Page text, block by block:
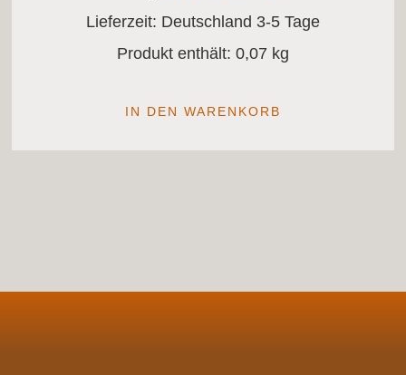
Lieferzeit: Deutschland 3-5 Tage
Produkt enthält: 0,07 kg
IN DEN WARENKORB